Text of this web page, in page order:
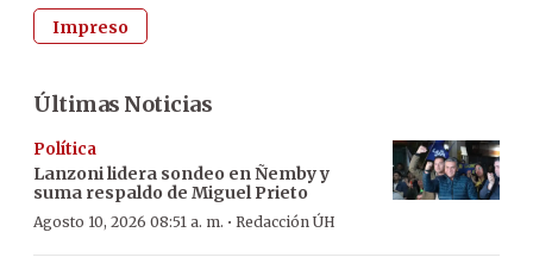
Impreso
Últimas Noticias
Política
Lanzoni lidera sondeo en Ñemby y
suma respaldo de Miguel Prieto
Agosto 10, 2026 08:51 a. m. · Redacción ÚH